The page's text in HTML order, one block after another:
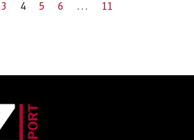
3 4 5 6 … 11